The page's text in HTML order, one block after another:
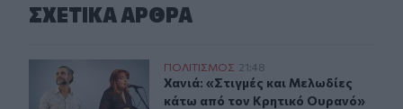
ΣΧΕΤΙΚA AΡΘΡΑ
Χανιά: «Στιγμές και Μελωδίες κάτω από τον Κρητικό
ΠΟΛΙΤΙΣΜΟΣ 21:48
Χανιά: «Στιγμές και Μελωδίες
Χανιά: «Στιγμές και Μελωδίες
κάτω από τον Κρητικό Ουρανό»